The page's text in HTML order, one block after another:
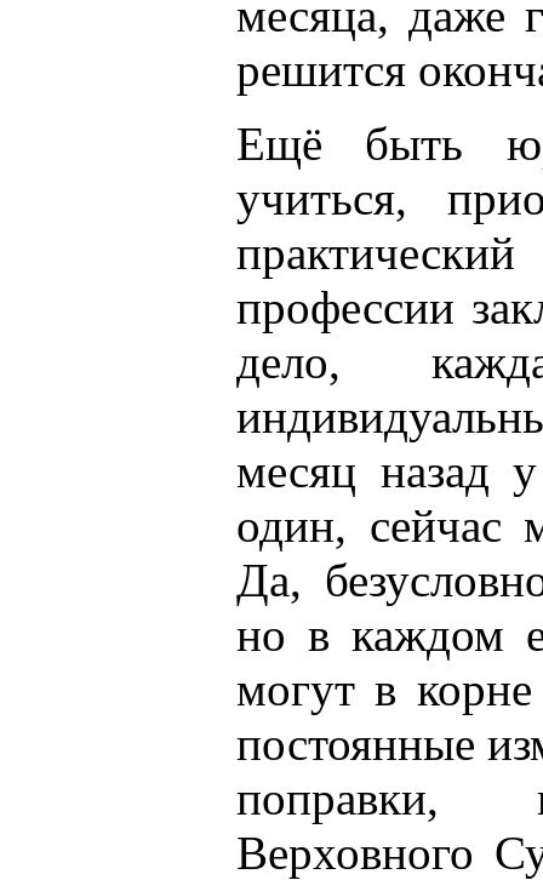
месяца, даже
решится
Ещё быть
учиться,
профессии
дело,
месяц назад
один, сейчас
Да,
но в каждом
могут в
постоянные
поправки,
Верховного